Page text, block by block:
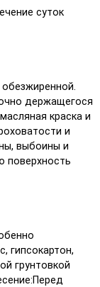
суток
держащегося
краска и
и
выбоины и
поверхность
гипсокартон,
грунтовкой